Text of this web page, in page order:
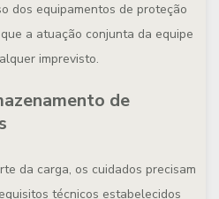
dos equipamentos de proteção
a atuação conjunta da equipe
imprevisto.
de
da carga, os cuidados precisam
técnicos estabelecidos